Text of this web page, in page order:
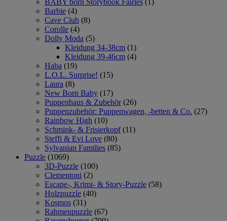
BABY born Storybook Fairies (1)
Barbie (4)
Cave Club (8)
Corolle (4)
Dolly Moda (5)
Kleidung 34-38cm (1)
Kleidung 39-46cm (4)
Haba (19)
L.O.L. Surprise! (15)
Laura (8)
New Born Baby (17)
Puppenhaus & Zubehör (26)
Puppenzubehör: Puppenwagen, -betten & Co. (27)
Rainbow High (10)
Schmink- & Frisierkopf (11)
Steffi & Evi Love (80)
Sylvanian Families (85)
Puzzle (1069)
3D-Puzzle (100)
Clementoni (2)
Escape-, Krimi- & Story-Puzzle (58)
Holzpuzzle (40)
Kosmos (31)
Rahmenpuzzle (67)